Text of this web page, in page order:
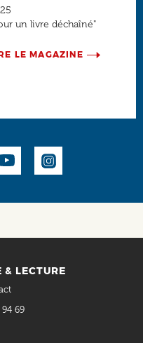
un livre déchaîné"
LE MAGAZINE
& LECTURE
69